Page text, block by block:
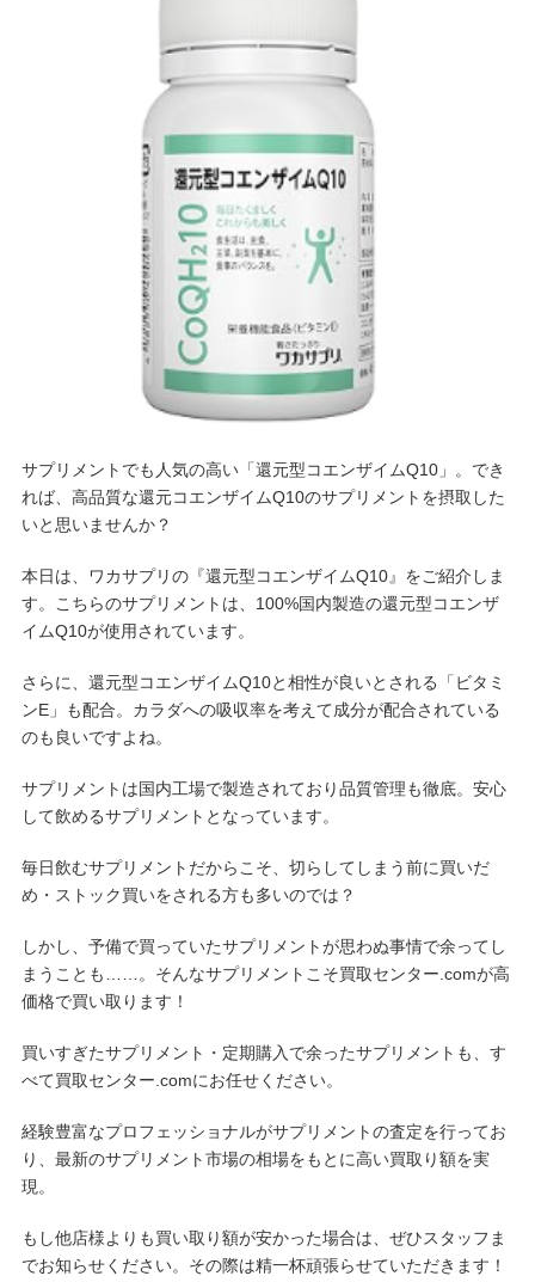
サプリメントでも人気の高い「還元型コエンザイムQ10」。でき
れば、高品質な還元コエンザイムQ10のサプリメントを摂取した
いと思いませんか？
本日は、ワカサプリの『還元型コエンザイムQ10』をご紹介しま
す。こちらのサプリメントは、100%国内製造の還元型コエンザ
イムQ10が使用されています。
さらに、還元型コエンザイムQ10と相性が良いとされる「ビタミ
ンE」も配合。カラダへの吸収率を考えて成分が配合されている
のも良いですよね。
サプリメントは国内工場で製造されており品質管理も徹底。安心
して飲めるサプリメントとなっています。
毎日飲むサプリメントだからこそ、切らしてしまう前に買いだ
め・ストック買いをされる方も多いのでは？
しかし、予備で買っていたサプリメントが思わぬ事情で余ってし
まうことも……。そんなサプリメントこそ買取センター.comが高
価格で買い取ります！
買いすぎたサプリメント・定期購入で余ったサプリメントも、す
べて買取センター.comにお任せください。
経験豊富なプロフェッショナルがサプリメントの査定を行ってお
り、最新のサプリメント市場の相場をもとに高い買取り額を実
現。
もし他店様よりも買い取り額が安かった場合は、ぜひスタッフま
でお知らせください。その際は精一杯頑張らせていただきます！